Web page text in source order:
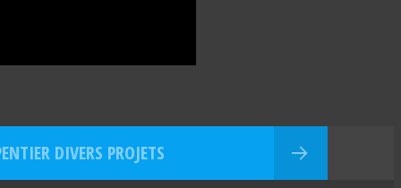
DIVERS PROJETS